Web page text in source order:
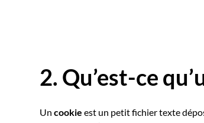
2. Qu’est-ce
Uncookie est un petit fichier texte